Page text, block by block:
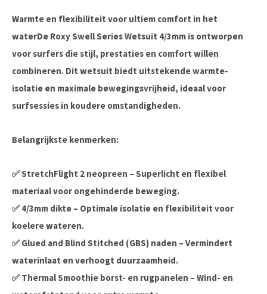
Warmte en flexibiliteit voor ultiem comfort in het
waterDe Roxy Swell Series Wetsuit 4/3mm is ontworpen
voor surfers die stijl, prestaties en comfort willen
combineren. Dit wetsuit biedt uitstekende warmte-
isolatie en maximale bewegingsvrijheid, ideaal voor
surfsessies in koudere omstandigheden.
Belangrijkste kenmerken:
✅ StretchFlight 2 neopreen – Superlicht en flexibel
materiaal voor ongehinderde beweging.
✅ 4/3mm dikte – Optimale isolatie en flexibiliteit voor
koelere wateren.
✅ Glued and Blind Stitched (GBS) naden – Vermindert
waterinlaat en verhoogt duurzaamheid.
✅ Thermal Smoothie borst- en rugpanelen – Wind- en